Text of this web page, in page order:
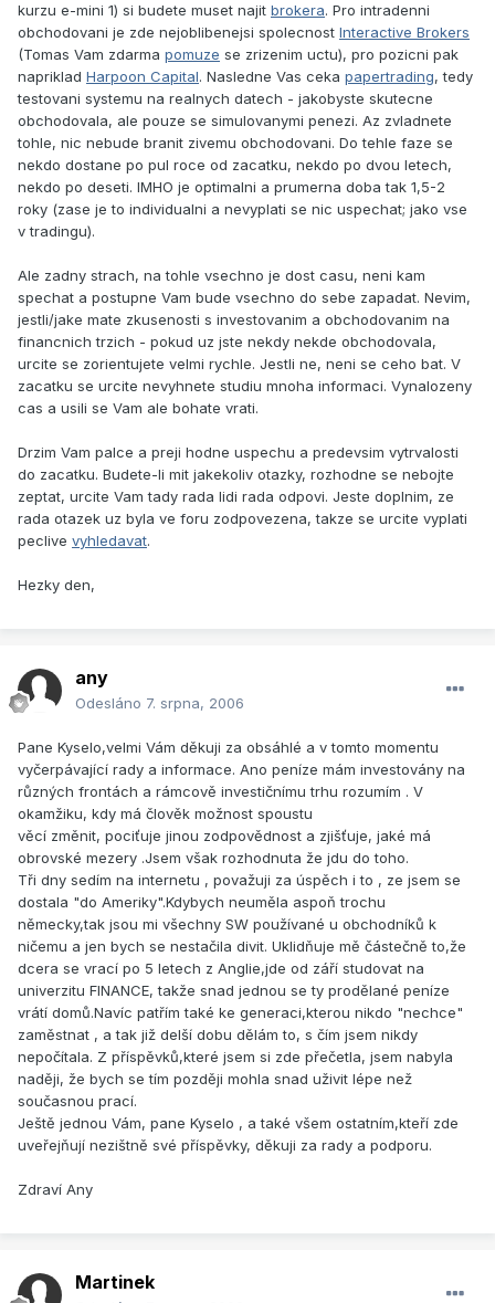
kurzu e-mini 1) si budete muset najit brokera. Pro intradenni
obchodovani je zde nejoblibenejsi spolecnost Interactive Brokers
(Tomas Vam zdarma pomuze se zrizenim uctu), pro pozicni pak
napriklad Harpoon Capital. Nasledne Vas ceka papertrading, tedy
testovani systemu na realnych datech - jakobyste skutecne
obchodovala, ale pouze se simulovanymi penezi. Az zvladnete
tohle, nic nebude branit zivemu obchodovani. Do tehle faze se
nekdo dostane po pul roce od zacatku, nekdo po dvou letech,
nekdo po deseti. IMHO je optimalni a prumerna doba tak 1,5-2
roky (zase je to individualni a nevyplati se nic uspechat; jako vse
v tradingu).
Ale zadny strach, na tohle vsechno je dost casu, neni kam
spechat a postupne Vam bude vsechno do sebe zapadat. Nevim,
jestli/jake mate zkusenosti s investovanim a obchodovanim na
financnich trzich - pokud uz jste nekdy nekde obchodovala,
urcite se zorientujete velmi rychle. Jestli ne, neni se ceho bat. V
zacatku se urcite nevyhnete studiu mnoha informaci. Vynalozeny
cas a usili se Vam ale bohate vrati.
Drzim Vam palce a preji hodne uspechu a predevsim vytrvalosti
do zacatku. Budete-li mit jakekoliv otazky, rozhodne se nebojte
zeptat, urcite Vam tady rada lidi rada odpovi. Jeste doplnim, ze
rada otazek uz byla ve foru zodpovezena, takze se urcite vyplati
peclive vyhledavat.
Hezky den,
any
Odesláno 7. srpna, 2006
Pane Kyselo,velmi Vám děkuji za obsáhlé a v tomto momentu
vyčerpávající rady a informace. Ano peníze mám investovány na
různých frontách a rámcově investičnímu trhu rozumím . V
okamžiku, kdy má člověk možnost spoustu
věcí změnit, pociťuje jinou zodpovědnost a zjišťuje, jaké má
obrovské mezery .Jsem však rozhodnuta že jdu do toho.
Tři dny sedím na internetu , považuji za úspěch i to , ze jsem se
dostala "do Ameriky".Kdybych neuměla aspoň trochu
německy,tak jsou mi všechny SW používané u obchodníků k
ničemu a jen bych se nestačila divit. Uklidňuje mě částečně to,že
dcera se vrací po 5 letech z Anglie,jde od září studovat na
univerzitu FINANCE, takže snad jednou se ty prodělané peníze
vrátí domů.Navíc patřím také ke generaci,kterou nikdo "nechce"
zaměstnat , a tak již delší dobu dělám to, s čím jsem nikdy
nepočítala. Z příspěvků,které jsem si zde přečetla, jsem nabyla
naději, že bych se tím později mohla snad uživit lépe než
současnou prací.
Ještě jednou Vám, pane Kyselo , a také všem ostatním,kteří zde
uveřejňují nezištně své příspěvky, děkuji za rady a podporu.
Zdraví Any
Martinek